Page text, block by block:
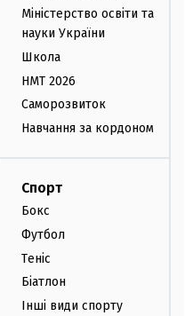
Міністерство освіти та
науки України
Школа
НМТ 2026
Саморозвиток
Навчання за кордоном
Спорт
Бокс
Футбол
Теніс
Біатлон
Інші види спорту